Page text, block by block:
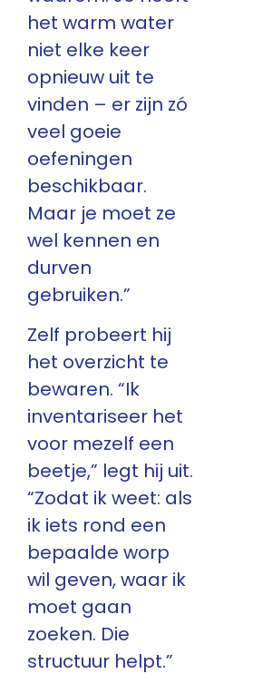
het warm water
niet elke keer
opnieuw uit te
vinden – er zijn zó
veel goeie
oefeningen
beschikbaar.
Maar je moet ze
wel kennen en
durven
gebruiken.”
Zelf probeert hij
het overzicht te
bewaren. “Ik
inventariseer het
voor mezelf een
beetje,” legt hij uit.
“Zodat ik weet: als
ik iets rond een
bepaalde worp
wil geven, waar ik
moet gaan
zoeken. Die
structuur helpt.”